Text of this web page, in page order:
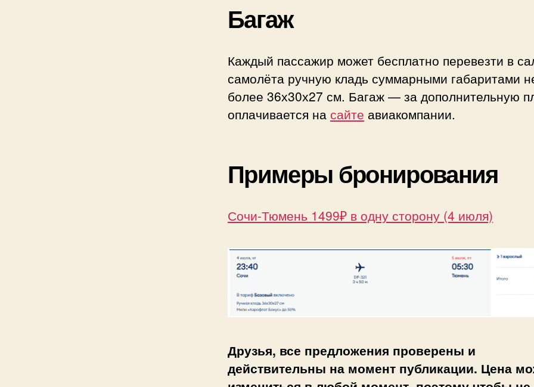
Багаж
Каждый пассажир может бесплатно перевезти в
самолёта ручную кладь суммарными габаритами
более 36х30х27 см. Багаж — за дополнительную
оплачивается на сайте авиакомпании.
Примеры бронирования
Сочи-Тюмень 1499₽ в одну сторону (4 июля)
Друзья, все предложения проверены и
действительны на момент публикации. Цена